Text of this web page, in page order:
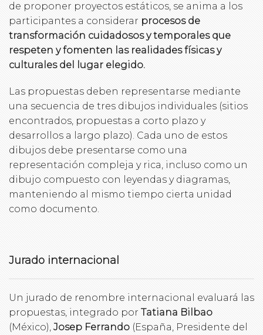
de proponer proyectos estáticos, se anima a los
participantes a considerar procesos de
transformación cuidadosos y temporales que
respeten y fomenten las realidades físicas y
culturales del lugar elegido.
Las propuestas deben representarse mediante
una secuencia de tres dibujos individuales (sitios
encontrados, propuestas a corto plazo y
desarrollos a largo plazo). Cada uno de estos
dibujos debe presentarse como una
representación compleja y rica, incluso como un
dibujo compuesto con leyendas y diagramas,
manteniendo al mismo tiempo cierta unidad
como documento.
Jurado internacional
Un jurado de renombre internacional evaluará las
propuestas, integrado por Tatiana Bilbao
(México), Josep Ferrando (España, Presidente del